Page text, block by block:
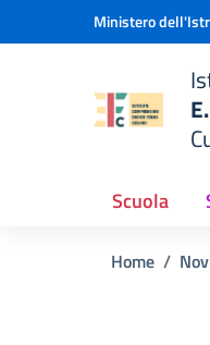
Vai ai contenuti
Vai al menu di navigazione
Ministero
scuola
Scuola
Home